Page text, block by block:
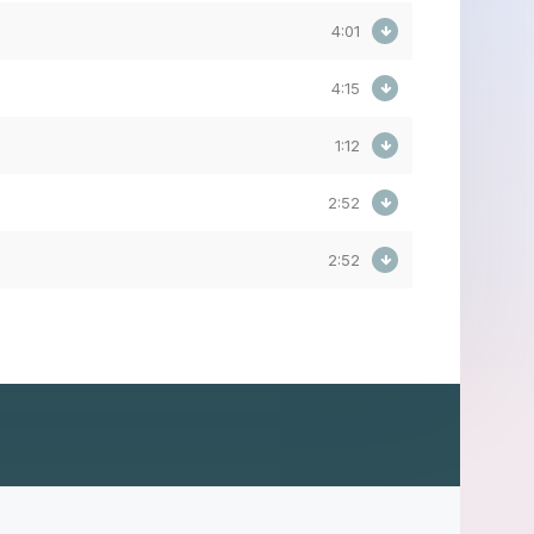
4:01
4:15
1:12
2:52
2:52